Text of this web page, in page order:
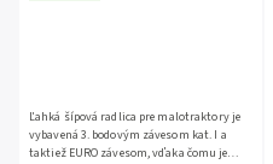
Ľahká šípová radlica pre malotraktory je
vybavená 3. bodovým závesom kat. I a
taktiež EURO závesom, vďaka čomu je